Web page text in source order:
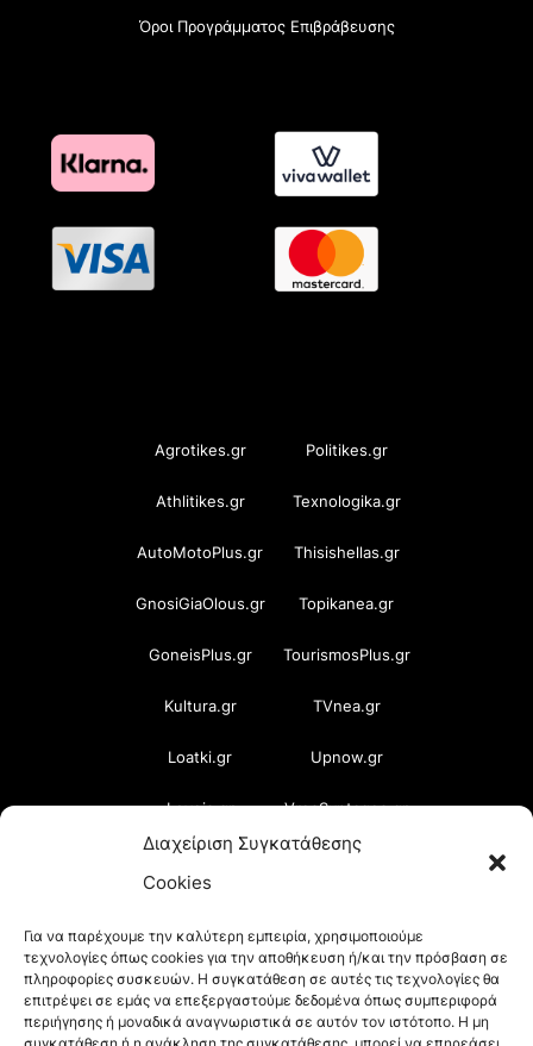
Διαχείριση Συγκατάθεσης
Cookies
Για να παρέχουμε την καλύτερη εμπειρία, χρησιμοποιούμε
τεχνολογίες όπως cookies για την αποθήκευση ή/και την πρόσβαση σε
πληροφορίες συσκευών. Η συγκατάθεση σε αυτές τις τεχνολογίες θα
επιτρέψει σε εμάς να επεξεργαστούμε δεδομένα όπως συμπεριφορά
περιήγησης ή μοναδικά αναγνωριστικά σε αυτόν τον ιστότοπο. Η μη
Όροι Προγράμματος Επιβράβευσης
Agrotikes.gr Politikes.gr
Athlitikes.gr Texnologika.gr
AutoMotoPlus.gr Thisishellas.gr
GnosiGiaOlous.gr Topikanea.gr
GoneisPlus.gr TourismosPlus.gr
Kultura.gr TVnea.gr
Loatki.gr Upnow.gr
Loveis.gr VresSyntages.gr
ModernaGynaika.gr Xristianika.gr
Oikotropia.gr ZoumeSpiti.gr
Perepet.gr